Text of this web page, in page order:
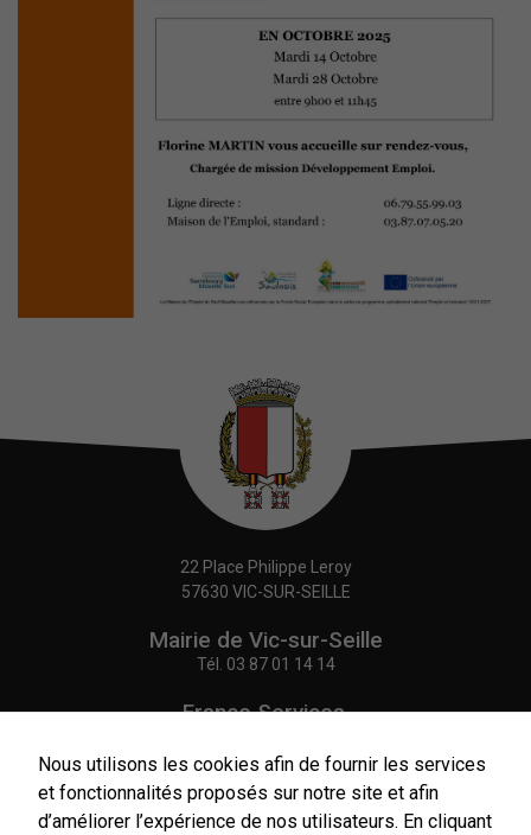
22 Place Philippe Leroy
57630 VIC-SUR-SEILLE
Mairie de Vic-sur-Seille
Tél. 03 87 01 14 14
France Services,
Tél.03 87 86 41 48
NOUS CONTACTER
Nous utilisons les cookies afin de fournir les services
et fonctionnalités proposés sur notre site et afin
d’améliorer l’expérience de nos utilisateurs. En cliquant
Ces cookies
sont utiles au
bon